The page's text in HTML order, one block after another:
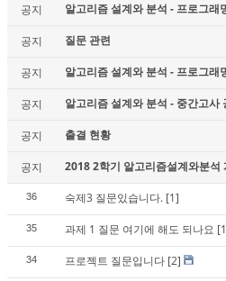
공지 알고리즘 설계와 분석 - 프로그
공지 질문 관련
공지 알고리즘 설계와 분석 - 프로그
공지 알고리즘 설계와 분석 - 중간고사
공지 출결 현황
공지 2018 2학기 알고리즘설계와분석
36 숙제3 질문있습니다. [1]
35 과제 1 질문 여기에 해도 되나요
34 프로젝트 질문입니다 [2]